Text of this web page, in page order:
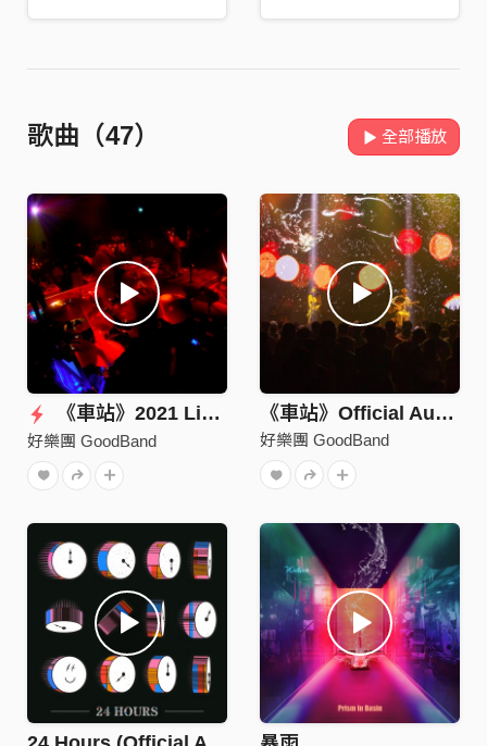
歌曲（47） 全部播放
《車站》2021 Live in Legacy Taipei
好樂團 GoodBand
《車站》Official Audio（Live in Legacy）
好樂團 GoodBand